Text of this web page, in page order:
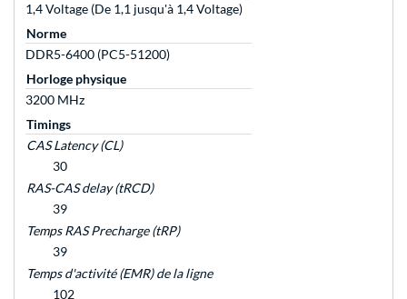
1,4 Voltage (De 1,1 jusqu'à 1,4 Voltage)
Norme
DDR5-6400 (PC5-51200)
Horloge physique
3200 MHz
Timings
CAS Latency (CL)
30
RAS-CAS delay (tRCD)
39
Temps RAS Precharge (tRP)
39
Temps d'activité (EMR) de la ligne
102